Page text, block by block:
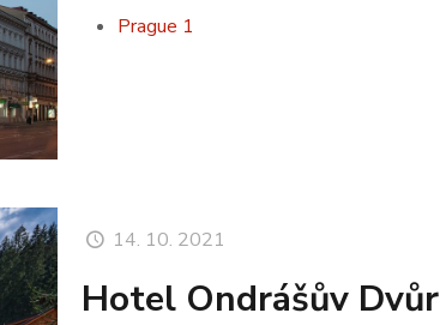
Prague 1
14. 10. 2021
Hotel Ondrášův Dvůr